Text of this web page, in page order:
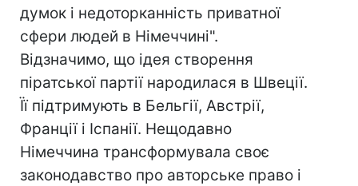
думок і недоторканність приватної
сфери людей в Німеччині".
Відзначимо, що ідея створення
піратської партії народилася в Швеції.
Її підтримують в Бельгії, Австрії,
Франції і Іспанії. Нещодавно
Німеччина трансформувала своє
законодавство про авторське право і